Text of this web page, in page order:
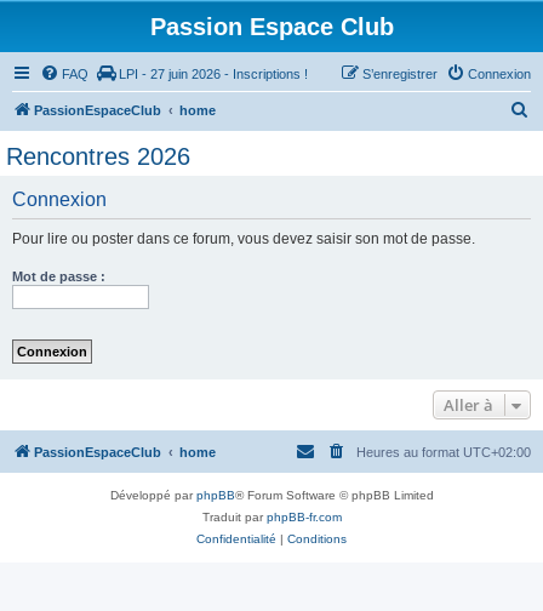
Passion Espace Club
FAQ LPI - 27 juin 2026 - Inscriptions ! Connexion
S’enregistrer
PassionEspaceClub home
Rencontres 2026
Connexion
Pour lire ou poster dans ce forum, vous devez saisir son mot de passe.
Mot de passe :
Aller à
PassionEspaceClub home Heures au format UTC+02:00
Développé parphpBB® Forum Software © phpBB Limited
Traduit parphpBB-fr.com
Confidentialité | Conditions